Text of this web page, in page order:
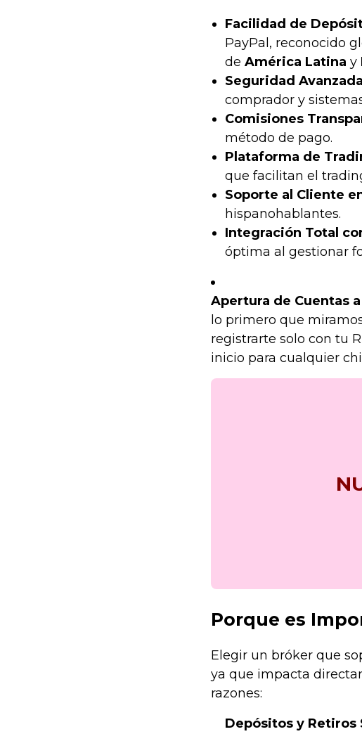
Facilidad de
PayPal, reconocido
de América Latina y
Seguridad
comprador y
Comisiones
método de pago.
Plataforma de
que facilitan el
Soporte al Cliente
hispanohablantes.
Integración Total
óptima al gestionar
Apertura de Cuentas
lo primero que
registrarte solo con tu
inicio para cualquier
Porque es
Elegir un bróker que
ya que impacta
razones:
Depósitos y Retiros